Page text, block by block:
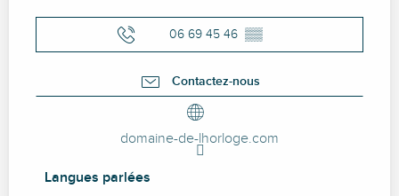
06 69 45 46 ▒▒
Contactez-nous
domaine-de-lhorloge.com
Langues parlées
Langues parlées